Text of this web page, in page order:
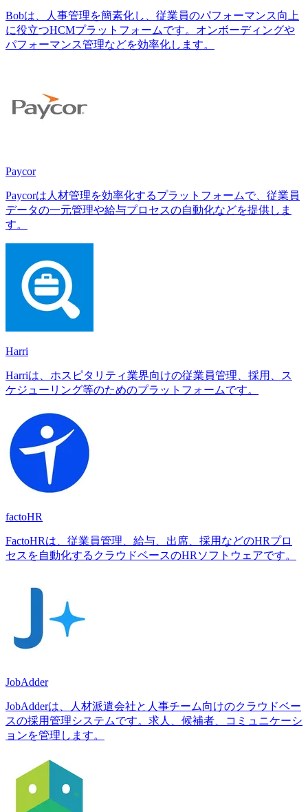
Bobは、人事管理を簡素化し、従業員のパフォーマンス向上
に役立つHCMプラットフォームです。オンボーディングや
パフォーマンス管理などを効率化します。
Paycor
Paycorは人材管理を効率化するプラットフォームで、従業員
データの一元管理や給与プロセスの自動化などを提供しま
す。
Harri
Harriは、ホスピタリティ業界向けの従業員管理、採用、ス
ケジューリング等のためのプラットフォームです。
factoHR
FactoHRは、従業員管理、給与、出席、採用などのHRプロ
セスを自動化するクラウドベースのHRソフトウェアです。
JobAdder
JobAdderは、人材派遣会社と人事チーム向けのクラウドベー
スの採用管理システムです。求人、候補者、コミュニケーシ
ョンを管理します。